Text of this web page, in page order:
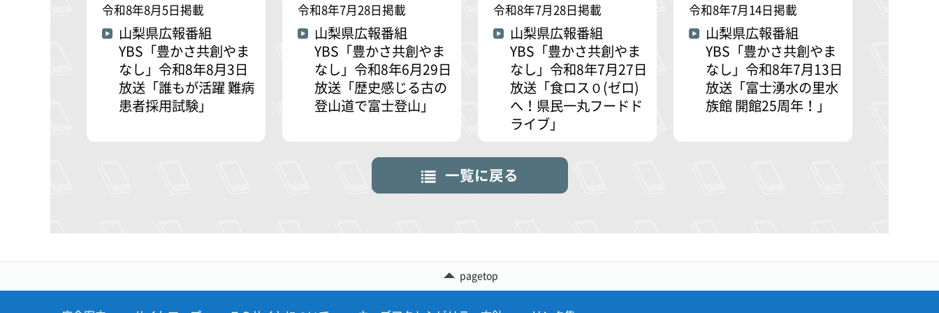
令和8年8月5日掲載
山梨県広報番組
YBS「豊かさ共創やま
なし」令和8年8月3日
放送「誰もが活躍 難病
患者採用試験」
令和8年7月28日掲載
山梨県広報番組
YBS「豊かさ共創やま
なし」令和8年6月29日
放送「歴史感じる古の
登山道で富士登山」
令和8年7月28日掲載
山梨県広報番組
YBS「豊かさ共創やま
なし」令和8年7月27日
放送「食ロス０(ゼロ)
へ！県民一丸フードド
ライブ」
令和8年7月14日掲載
山梨県広報番組
YBS「豊かさ共創やま
なし」令和8年7月13日
放送「富士湧水の里水
族館 開館25周年！」
一覧に戻る
pagetop